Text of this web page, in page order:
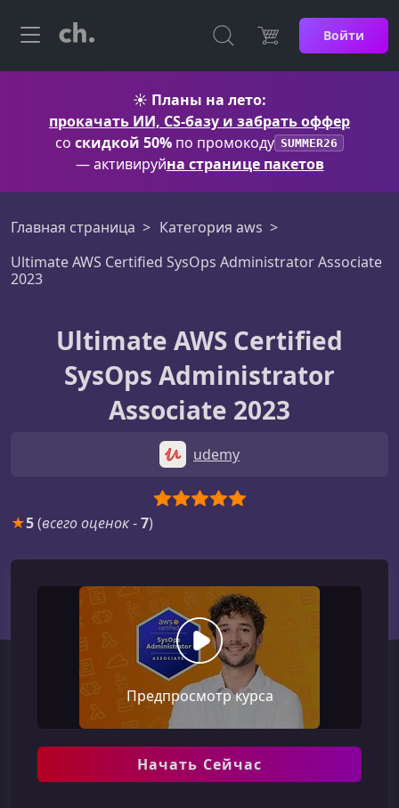
Войти
☀️ Планы на лето:
прокачать ИИ, CS-базу и забрать оффер
со скидкой 50% по промокоду SUMMER26
— активируйна странице пакетов
Главная страница
Категория aws
Ultimate AWS Certified SysOps Administrator Associate
2023
Ultimate AWS Certified
SysOps Administrator
Associate 2023
udemy
★5(всего оценок-7)
Предпросмотр курса
Начать Сейчас